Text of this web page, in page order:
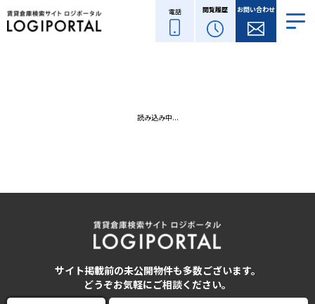
電話 閲覧履歴 お問い合わせ
読み込み中...
サイト掲載前の未公開物件も多数ございます。
どうぞお気軽にご相談ください。